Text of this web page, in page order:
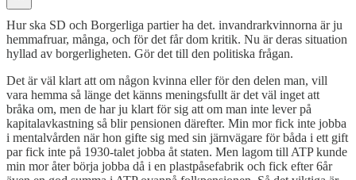
Hur ska SD och Borgerliga partier ha det. invandrarkvinnorna är ju
hemmafruar, många, och för det får dom kritik. Nu är deras situation
hyllad av borgerligheten. Gör det till den politiska frågan.
Det är väl klart att om någon kvinna eller för den delen man, vill
vara hemma så länge det känns meningsfullt är det väl inget att
bråka om, men de har ju klart för sig att om man inte lever på
kapitalavkastning så blir pensionen därefter. Min mor fick inte jobba
i mentalvården när hon gifte sig med sin järnvägare för båda i ett gift
par fick inte på 1930-talet jobba åt staten. Men lagom till ATP kunde
min mor åter börja jobba då i en plastpåsefabrik och fick efter 6år